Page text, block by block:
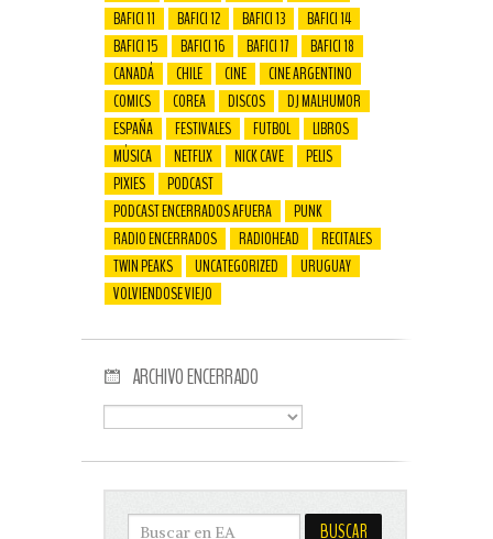
BAFICI 11
BAFICI 12 BAFICI 13
BAFICI 14
BAFICI 15
BAFICI 16 BAFICI 17
BAFICI 18
CANADÁ
CHILE CINE
CINE ARGENTINO
COMICS
COREA DISCOS
DJ MALHUMOR
ESPAÑA
FESTIVALES FUTBOL
LIBROS
MÚSICA
NETFLIX NICK CAVE
PELIS
PIXIES
PODCAST
PODCAST ENCERRADOS AFUERA
PUNK
RADIO ENCERRADOS
RADIOHEAD
RECITALES
TWIN PEAKS
UNCATEGORIZED
URUGUAY
VOLVIENDOSE VIEJO
ARCHIVO ENCERRADO